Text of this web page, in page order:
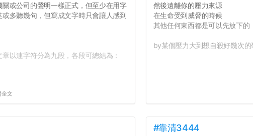
或公司的聲明一樣正式，但至少在用字
多聽幾句，但寫成文字時只會讓人感到
連字符分為九段，各段可總結為：
全文
然後遠離你的壓力來源
在生命受到威脅的時候
其他任何東西都是可以先放下的
by某個壓力大到想自殺好幾次的
#靠清3444